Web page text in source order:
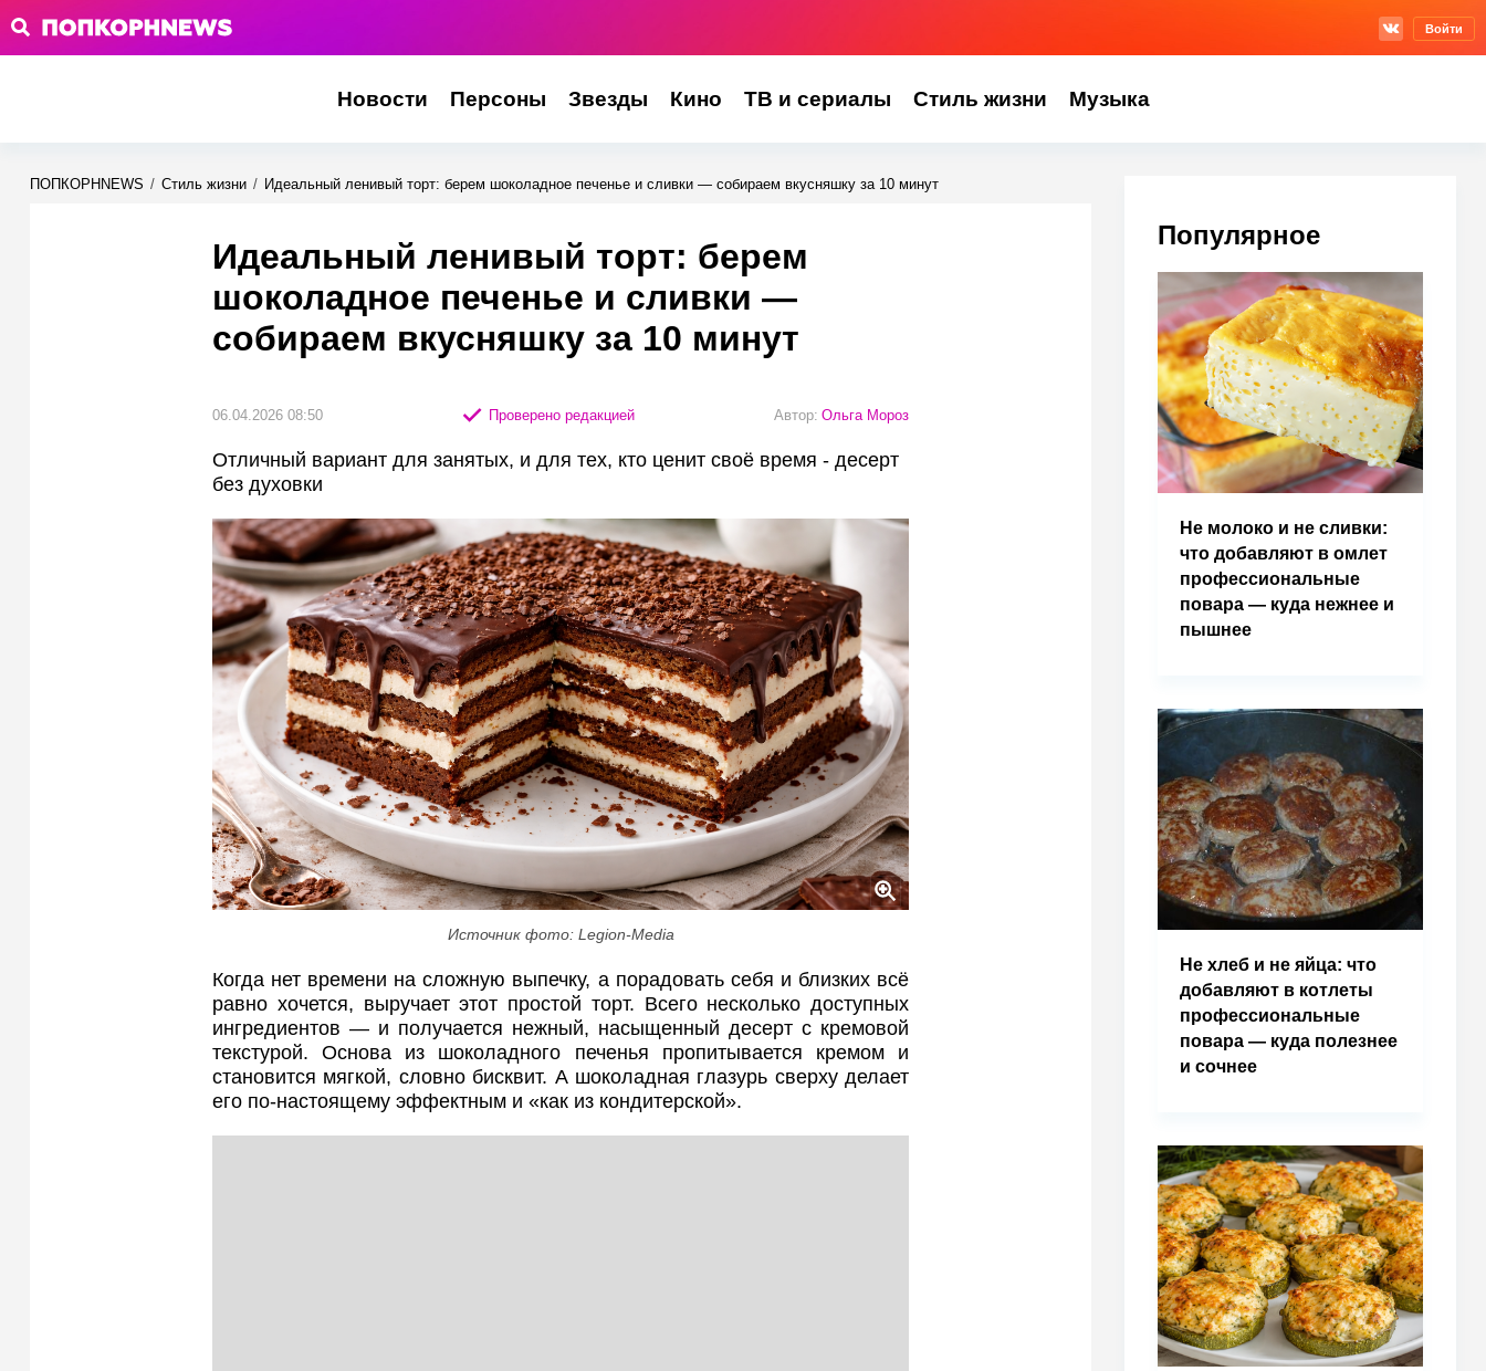
Войти
Новости Персоны Звезды Кино ТВ и сериалы Стиль жизни Музыка
ПОПКОРНNEWS / Стиль жизни / Идеальный ленивый торт: берем шоколадное печенье и сливки — собираем вкусняшку за 10 минут
Идеальный ленивый торт: берем
шоколадное печенье и сливки —
собираем вкусняшку за 10 минут
06.04.2026 08:50 Проверено редакцией Автор: Ольга Мороз
Отличный вариант для занятых, и для тех, кто ценит своё время - десерт
без духовки
Источник фото: Legion-Media
Когда нет времени на сложную выпечку, а порадовать себя и близких всё
равно хочется, выручает этот простой торт. Всего несколько доступных
ингредиентов — и получается нежный, насыщенный десерт с кремовой
текстурой. Основа из шоколадного печенья пропитывается кремом и
становится мягкой, словно бисквит. А шоколадная глазурь сверху делает
его по-настоящему эффектным и «как из кондитерской».
Популярное
Не молоко и не сливки:
что добавляют в омлет
профессиональные
повара — куда нежнее и
пышнее
Не хлеб и не яйца: что
добавляют в котлеты
профессиональные
повара — куда полезнее
и сочнее